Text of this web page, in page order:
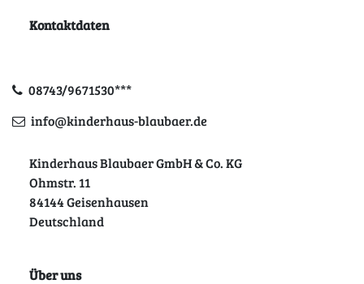
Kontaktdaten
08743/9671530***
info@kinderhaus-blaubaer.de
Kinderhaus Blaubaer GmbH & Co. KG
Ohmstr. 11
84144 Geisenhausen
Deutschland
Über uns